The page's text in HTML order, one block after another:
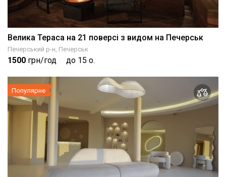
Велика Тераса на 21 поверсі з видом на Печерськ
Печерський р-н, Печерськ
1500 грн/год до 15 о.
Популярне